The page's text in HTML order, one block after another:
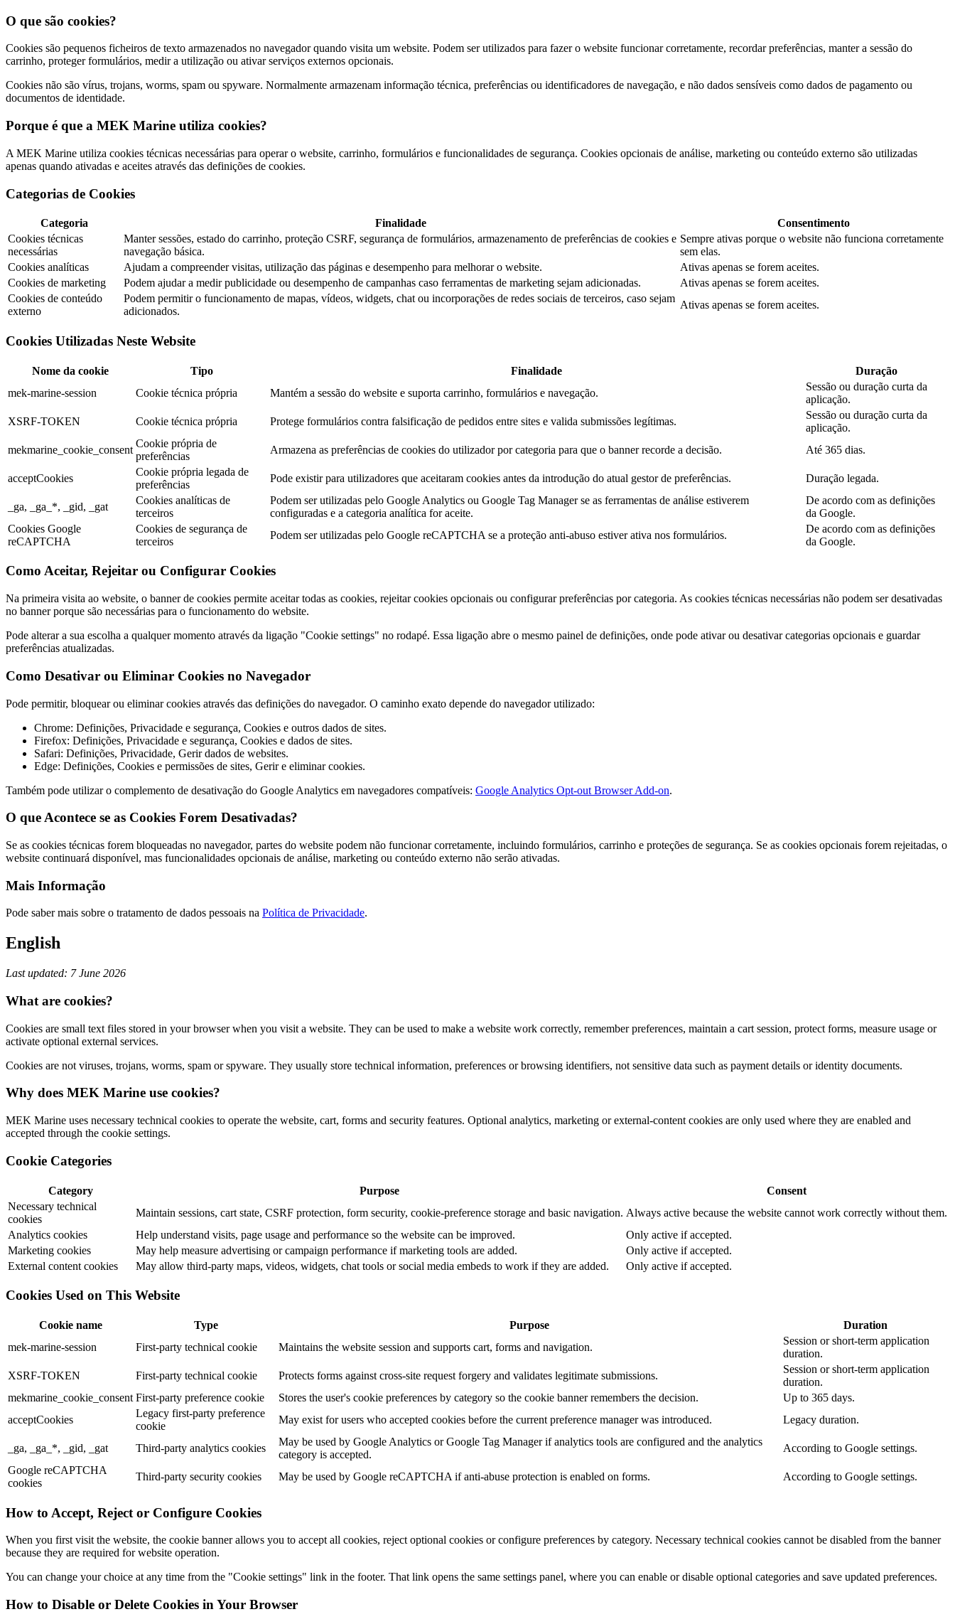
O que são cookies?
Cookies são pequenos ficheiros de texto armazenados no navegador quando visita um website. Podem ser utilizados para fazer o website funcionar corretamente, recordar preferências, manter a sessão do
carrinho, proteger formulários, medir a utilização ou ativar serviços externos opcionais.
Cookies não são vírus, trojans, worms, spam ou spyware. Normalmente armazenam informação técnica, preferências ou identificadores de navegação, e não dados sensíveis como dados de pagamento ou
documentos de identidade.
Porque é que a MEK Marine utiliza cookies?
A MEK Marine utiliza cookies técnicas necessárias para operar o website, carrinho, formulários e funcionalidades de segurança. Cookies opcionais de análise, marketing ou conteúdo externo são utilizadas
apenas quando ativadas e aceites através das definições de cookies.
Categorias de Cookies
Categoria Finalidade
Consentimento
Cookies técnicas
necessárias
Manter sessões, estado do carrinho, proteção CSRF, segurança de formulários, armazenamento de preferências de cookies e
navegação básica.
Sempre ativas porque o website não funciona corretamente
sem elas.
Cookies analíticas
Ajudam a compreender visitas, utilização das páginas e desempenho para melhorar o website.
Ativas apenas se forem aceites.
Cookies de marketing
Podem ajudar a medir publicidade ou desempenho de campanhas caso ferramentas de marketing sejam adicionadas.
Ativas apenas se forem aceites.
Cookies de conteúdo
externo
Podem permitir o funcionamento de mapas, vídeos, widgets, chat ou incorporações de redes sociais de terceiros, caso sejam
adicionados.
Ativas apenas se forem aceites.
Cookies Utilizadas Neste Website
Nome da cookie Tipo Finalidade
Duração
mek-marine-session
Cookie técnica própria Mantém a sessão do website e suporta carrinho, formulários e navegação.
Sessão ou duração curta da
aplicação.
XSRF-TOKEN
Cookie técnica própria Protege formulários contra falsificação de pedidos entre sites e valida submissões legítimas.
Sessão ou duração curta da
aplicação.
mekmarine_cookie_consent
Cookie própria de
preferências
Armazena as preferências de cookies do utilizador por categoria para que o banner recorde a decisão. Até 365 dias.
acceptCookies
Cookie própria legada de
preferências
Pode existir para utilizadores que aceitaram cookies antes da introdução do atual gestor de preferências. Duração legada.
_ga, _ga_*, _gid, _gat
Cookies analíticas de
terceiros
Podem ser utilizadas pelo Google Analytics ou Google Tag Manager se as ferramentas de análise estiverem
configuradas e a categoria analítica for aceite.
De acordo com as definições
da Google.
Cookies Google
reCAPTCHA
Cookies de segurança de
terceiros
Podem ser utilizadas pelo Google reCAPTCHA se a proteção anti-abuso estiver ativa nos formulários.
De acordo com as definições
da Google.
Como Aceitar, Rejeitar ou Configurar Cookies
Na primeira visita ao website, o banner de cookies permite aceitar todas as cookies, rejeitar cookies opcionais ou configurar preferências por categoria. As cookies técnicas necessárias não podem ser desativadas
no banner porque são necessárias para o funcionamento do website.
Pode alterar a sua escolha a qualquer momento através da ligação "Cookie settings" no rodapé. Essa ligação abre o mesmo painel de definições, onde pode ativar ou desativar categorias opcionais e guardar
preferências atualizadas.
Como Desativar ou Eliminar Cookies no Navegador
Pode permitir, bloquear ou eliminar cookies através das definições do navegador. O caminho exato depende do navegador utilizado:
Chrome: Definições, Privacidade e segurança, Cookies e outros dados de sites.
Firefox: Definições, Privacidade e segurança, Cookies e dados de sites.
Safari: Definições, Privacidade, Gerir dados de websites.
Edge: Definições, Cookies e permissões de sites, Gerir e eliminar cookies.
Também pode utilizar o complemento de desativação do Google Analytics em navegadores compatíveis: Google Analytics Opt-out Browser Add-on.
O que Acontece se as Cookies Forem Desativadas?
Se as cookies técnicas forem bloqueadas no navegador, partes do website podem não funcionar corretamente, incluindo formulários, carrinho e proteções de segurança. Se as cookies opcionais forem rejeitadas, o
website continuará disponível, mas funcionalidades opcionais de análise, marketing ou conteúdo externo não serão ativadas.
Mais Informação
Pode saber mais sobre o tratamento de dados pessoais na Política de Privacidade.
English
Last updated: 7 June 2026
What are cookies?
Cookies are small text files stored in your browser when you visit a website. They can be used to make a website work correctly, remember preferences, maintain a cart session, protect forms, measure usage or
activate optional external services.
Cookies are not viruses, trojans, worms, spam or spyware. They usually store technical information, preferences or browsing identifiers, not sensitive data such as payment details or identity documents.
Why does MEK Marine use cookies?
MEK Marine uses necessary technical cookies to operate the website, cart, forms and security features. Optional analytics, marketing or external-content cookies are only used where they are enabled and
accepted through the cookie settings.
Cookie Categories
Category Purpose
Consent
Necessary technical
cookies
Maintain sessions, cart state, CSRF protection, form security, cookie-preference storage and basic navigation. Always active because the website cannot work correctly without them.
Analytics cookies
Help understand visits, page usage and performance so the website can be improved.
Only active if accepted.
Marketing cookies
May help measure advertising or campaign performance if marketing tools are added.
Only active if accepted.
External content cookies
May allow third-party maps, videos, widgets, chat tools or social media embeds to work if they are added. Only active if accepted.
Cookies Used on This Website
Cookie name Type Purpose
Duration
mek-marine-session
First-party technical cookie Maintains the website session and supports cart, forms and navigation.
Session or short-term application
duration.
XSRF-TOKEN
First-party technical cookie Protects forms against cross-site request forgery and validates legitimate submissions.
Session or short-term application
duration.
mekmarine_cookie_consent First-party preference cookie Stores the user's cookie preferences by category so the cookie banner remembers the decision.
Up to 365 days.
acceptCookies
Legacy first-party preference
cookie
May exist for users who accepted cookies before the current preference manager was introduced. Legacy duration.
_ga, _ga_*, _gid, _gat Third-party analytics cookies
May be used by Google Analytics or Google Tag Manager if analytics tools are configured and the analytics
category is accepted.
According to Google settings.
Google reCAPTCHA
cookies
Third-party security cookies May be used by Google reCAPTCHA if anti-abuse protection is enabled on forms. According to Google settings.
How to Accept, Reject or Configure Cookies
When you first visit the website, the cookie banner allows you to accept all cookies, reject optional cookies or configure preferences by category. Necessary technical cookies cannot be disabled from the banner
because they are required for website operation.
You can change your choice at any time from the "Cookie settings" link in the footer. That link opens the same settings panel, where you can enable or disable optional categories and save updated preferences.
How to Disable or Delete Cookies in Your Browser